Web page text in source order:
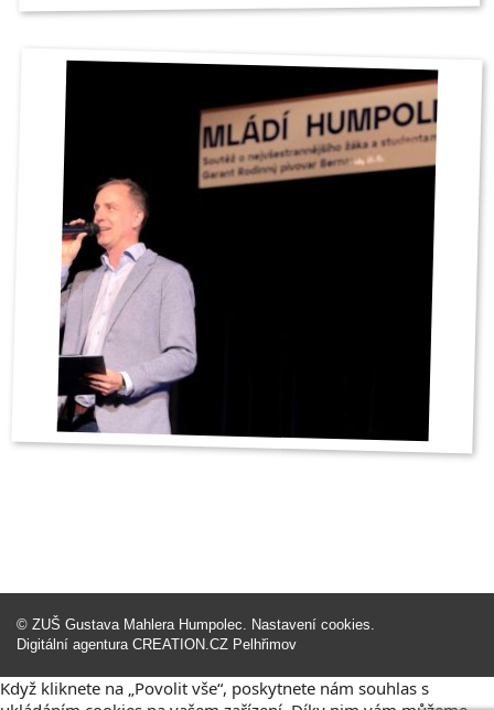
© ZUŠ Gustava Mahlera Humpolec. Nastavení cookies.
Digitální agentura CREATION.CZ Pelhřimov
Když kliknete na „Povolit vše“, poskytnete nám souhlas s